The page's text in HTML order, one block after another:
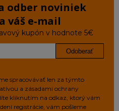
odber noviniek
váš e‑mail
kupón v hodnote 5€
Odoberať
spracovávať len za týmto
a zásadami ochrany
kliknutím na odkaz, ktorý vám
registrácie, vám pošleme